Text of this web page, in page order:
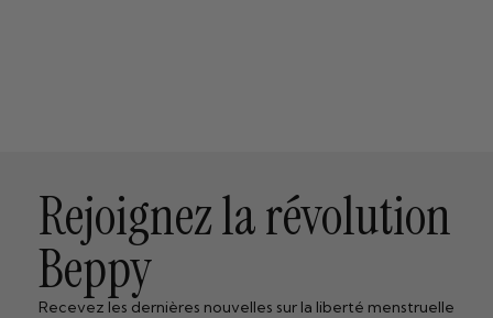
Rejoignez la révolution
Beppy
Recevez les dernières nouvelles sur la liberté menstruelle